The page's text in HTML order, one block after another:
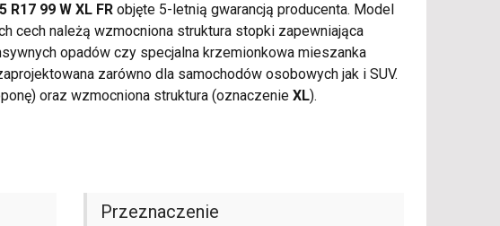
99 W XL FR objęte 5-letnią gwarancją producenta. Model
cech należą wzmocniona struktura stopki zapewniająca
opadów czy specjalna krzemionkowa mieszanka
zarówno dla samochodów osobowych jak i SUV.
oraz wzmocniona struktura (oznaczenie XL).
Przeznaczenie